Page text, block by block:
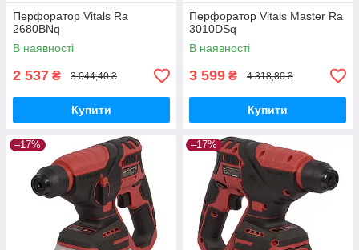
Перфоратор Vitals Ra
2680BNq
В наявності
2 537 ₴ 3 044,40 ₴
Купити
Перфоратор Vitals Master Ra
3010DSq
В наявності
3 599 ₴ 4 318,80 ₴
Купити
–17% –17%